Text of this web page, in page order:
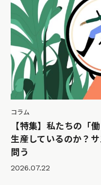
コラム
【特集】私たちの「
生産しているのか？
問う
2026.07.22